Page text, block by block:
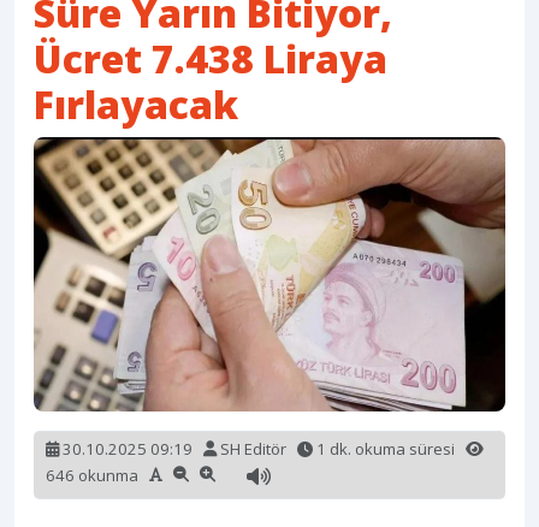
Süre Yarın Bitiyor,
Ücret 7.438 Liraya
Fırlayacak
30.10.2025 09:19 SH Editör
1 dk. okuma süresi
646 okunma